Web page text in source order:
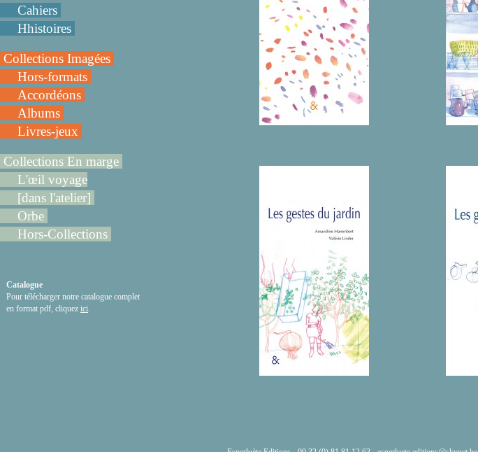
Cahiers
Hhistoires
Collections Imagées
Hors-formats
Accordéons
Albums
Livres-jeux
Collections En marge
L'œil voyage
[dans l'atelier]
Orbe
Hors-Collections
Catalogue
Pour télécharger notre catalogue complet
en format pdf, cliquez ici